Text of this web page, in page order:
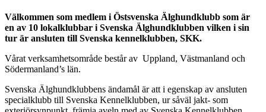
Välkommen som medlem i Östsvenska Älghundklubb som är
en av 10 lokalklubbar i Svenska Älghundklubben vilken i sin
tur är ansluten till Svenska kennelklubben, SKK.
Vårat verksamhetsområde består av Uppland, Västmanland och
Södermanland’s län.
Svenska Älghundklubbens ändamål är att i egenskap av ansluten
specialklubb till Svenska Kennelklubben, ur såväl jakt- som